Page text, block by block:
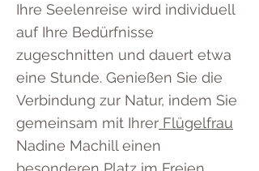
Ihre Seelenreise wird individuell
auf Ihre Bedürfnisse
zugeschnitten und dauert etwa
eine Stunde. Genießen Sie die
Verbindung zur Natur, indem Sie
gemeinsam mit Ihrer Flügelfrau
Nadine Machill einen